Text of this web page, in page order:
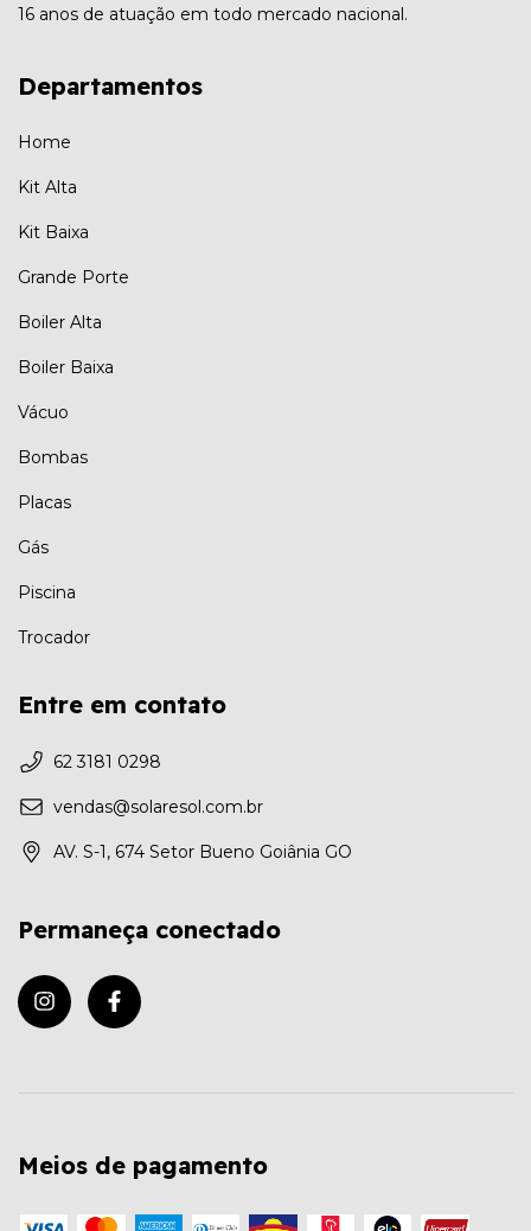
16 anos de atuação em todo mercado nacional.
Departamentos
Home
Kit Alta
Kit Baixa
Grande Porte
Boiler Alta
Boiler Baixa
Vácuo
Bombas
Placas
Gás
Piscina
Trocador
Entre em contato
62 3181 0298
vendas@solaresol.com.br
AV. S-1, 674 Setor Bueno Goiânia GO
Permaneça conectado
Meios de pagamento